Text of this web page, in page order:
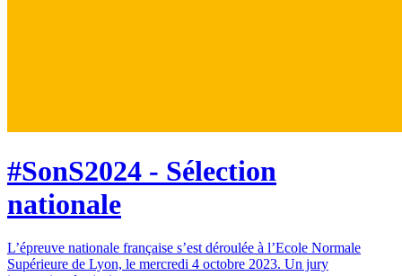
#SonS2024 - Sélection
nationale
L’épreuve nationale française s’est déroulée à l’Ecole Normale
Supérieure de Lyon, le mercredi 4 octobre 2023. Un jury